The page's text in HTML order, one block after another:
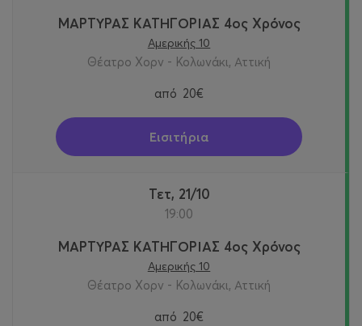
ΜΑΡΤΥΡΑΣ ΚΑΤΗΓΟΡΙΑΣ 4ος Χρόνος
Αμερικής 10
Θέατρο Χορν - Κολωνάκι, Αττική
από 20€
Εισιτήρια
Τετ, 21/10
19:00
ΜΑΡΤΥΡΑΣ ΚΑΤΗΓΟΡΙΑΣ 4ος Χρόνος
Αμερικής 10
Θέατρο Χορν - Κολωνάκι, Αττική
από 20€